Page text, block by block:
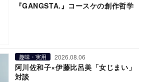
『GANGSTA.』コースケの創作哲学
趣味・実用 2026.08.06
阿川佐和子×伊藤比呂美「女じまい」
対談